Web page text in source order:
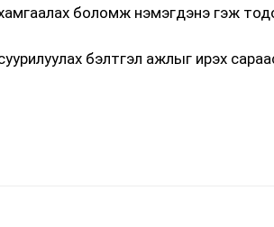
боломж нэмэгдэнэ гэж
бэлтгэл ажлыг ирэх